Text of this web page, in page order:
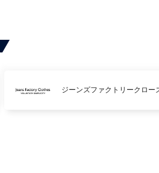
ジーンズファクトリークロー